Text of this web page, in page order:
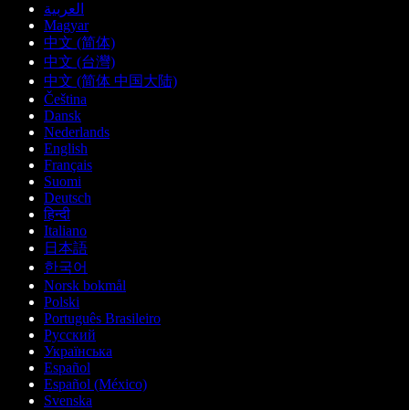
العربية
Magyar
中文 (简体)
中文 (台灣)
中文 (简体 中国大陆)
Čeština
Dansk
Nederlands
English
Français
Suomi
Deutsch
हिन्दी
Italiano
日本語
한국어
Norsk bokmål
Polski
Português Brasileiro
Русский
Українська
Español
Español (México)
Svenska